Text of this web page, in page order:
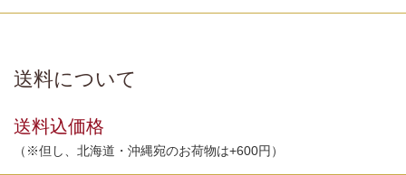
送料について
送料込価格
（※但し、北海道・沖縄宛のお荷物は+600円）